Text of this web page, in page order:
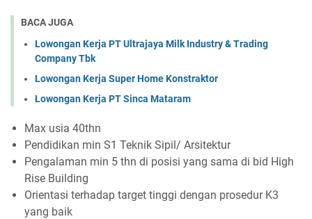
BACA JUGA
Lowongan Kerja PT Ultrajaya Milk Industry & Trading
Company Tbk
Lowongan Kerja Super Home Konstraktor
Lowongan Kerja PT Sinca Mataram
Max usia 40thn
Pendidikan min S1 Teknik Sipil/ Arsitektur
Pengalaman min 5 thn di posisi yang sama di bid High
Rise Building
Orientasi terhadap target tinggi dengan prosedur K3
yang baik